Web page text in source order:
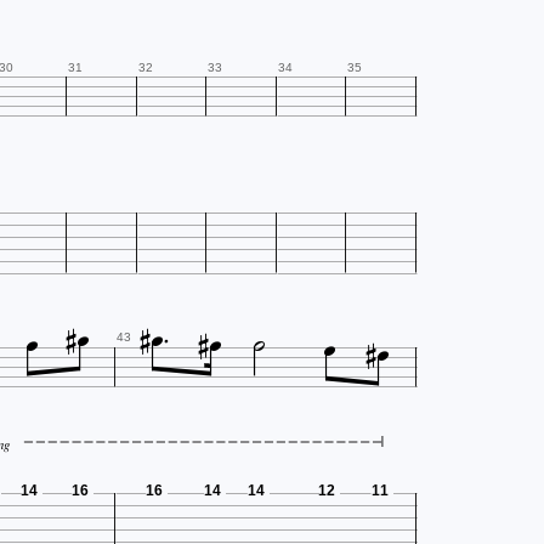
30 31 32 33 34 35
 43    
14 16 16 14 14 12 11